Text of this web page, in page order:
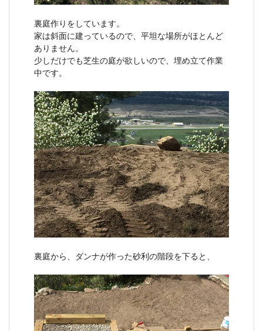
裏庭作りをしています。
家は斜面に建っているので、平坦な場所がほとんど
ありません。
少しだけでも芝生の庭が欲しいので、埋め立て作業
中です。
裏庭から、ダンナが作った砂利の階段を下ると、